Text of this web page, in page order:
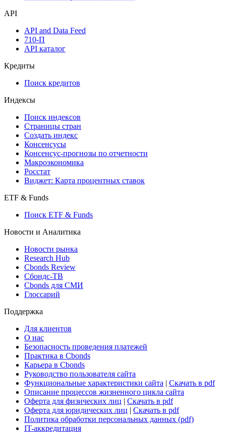
Мобильное приложение Cbonds
API
API and Data Feed
API каталог
Кредиты
Поиск кредитов
Индексы
Поиск индексов
Страницы стран
Создать индекс
Консенсусы
Макроэкономика
Виджет: Карта процентных ставок
ETF & Funds
Поиск ETF & Funds
Новости и Аналитика
Новости рынка
Research Hub
Сбондс-ТВ
Глоссарий
Поддержка
Для клиентов
О нас
Безопасность проведения платежей
Практика в Cbonds
Карьера в Cbonds
Руководство пользователя сайта
Функциональные характеристики сайта|Скачать в pdf
Описание процессов жизненного цикла сайта